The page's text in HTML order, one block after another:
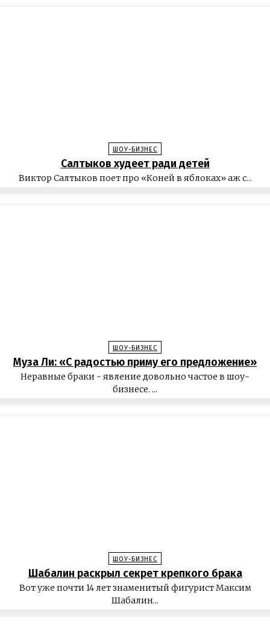
ШОУ-БИЗНЕС
Салтыков худеет ради детей
Виктор Салтыков поет про «Коней в яблоках» аж с...
ШОУ-БИЗНЕС
Муза Ли: «С радостью приму его предложение»
Неравные браки - явление довольно частое в шоу-
бизнесе. ...
ШОУ-БИЗНЕС
Шабалин раскрыл секрет крепкого брака
Вот уже почти 14 лет знаменитый фигурист Максим
Шабалин...